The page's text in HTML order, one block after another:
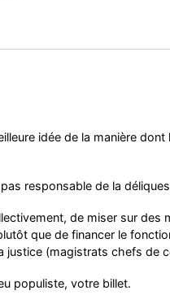
idée de la manière
responsable de la
de miser sur des
que de financer le
justice (magistrats chefs
populiste, votre billet.